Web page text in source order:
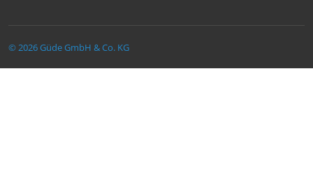
© 2026 Güde GmbH & Co. KG